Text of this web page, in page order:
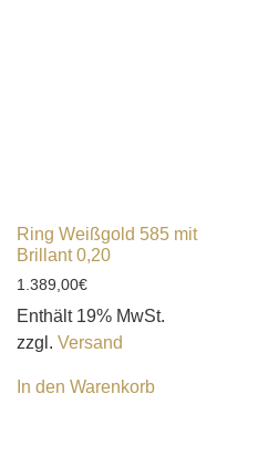
Ring Weißgold 585 mit
Brillant 0,20
1.389,00€
Enthält 19% MwSt.
zzgl. Versand
In den Warenkorb